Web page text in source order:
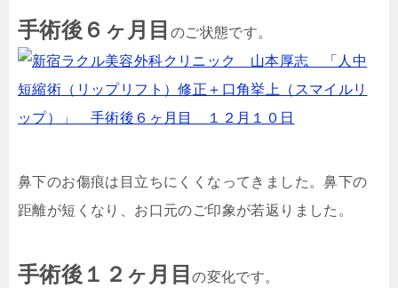
手術後６ヶ月目 のご状態です。
鼻下のお傷痕は目立ちにくくなってきました。鼻下の
距離が短くなり、お口元のご印象が若返りました。
手術後１２ヶ月目の変化です。